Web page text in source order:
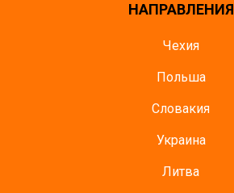
НАПРАВЛЕНИЯ
Чехия
Польша
Словакия
Украина
Литва